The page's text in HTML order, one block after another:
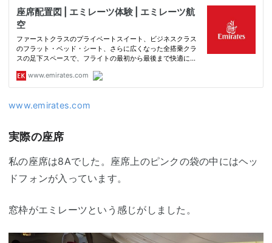
www.emirates.com
実際の座席
私の座席は8Aでした。座席上のピンクの袋の中にはヘッ
ドフォンが入っています。
窓枠がエミレーツという感じがしました。